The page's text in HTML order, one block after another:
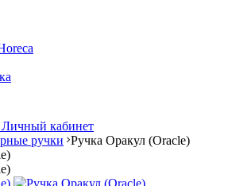
Личный кабинет
ручки Ручка Оракул (Oracle)